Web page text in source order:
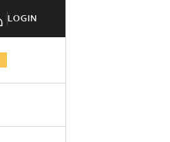
LOGIN